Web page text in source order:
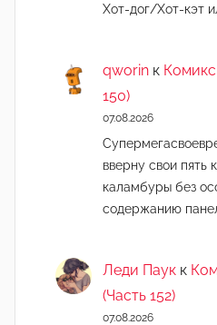
Хот-дог/Хот-кэт
qworin к
150)
07.08.2026
вверну свои пять
каламбуры без
содержанию
Леди Паук к
(Часть 152)
07.08.2026